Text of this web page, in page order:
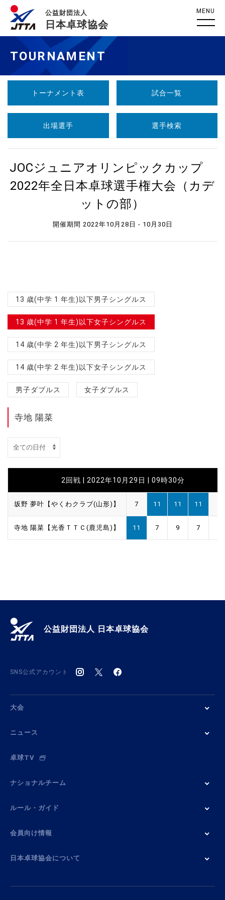
公益財団法人
日本卓球協会
MENU
TOURNAMENT
トーナメント表 試合一覧
出場選手 選手検索
JOCジュニアオリンピックカップ
2022年全日本卓球選手権大会（カデ
ットの部）
開催期間 2022年10月28日 - 10月30日
13 歳(中学 1 年生)以下男子シングルス
13 歳(中学 1 年生)以下女子シングルス
14 歳(中学 2 年生)以下男子シングルス
14 歳(中学 2 年生)以下女子シングルス
男子ダブルス 女子ダブルス
寺地 陽菜
2回戦 | 2022年10月29日 | 09時30分
坂野 夢叶【やくわクラブ(山形)】 7 11 11 11
寺地 陽菜【光香ＴＴＣ(鹿児島)】 11 7 9 7
公益財団法人 日本卓球協会
SNS公式アカウント
大会
ニュース
卓球TV
ナショナルチーム
ルール・ガイド
会員向け情報
日本卓球協会について